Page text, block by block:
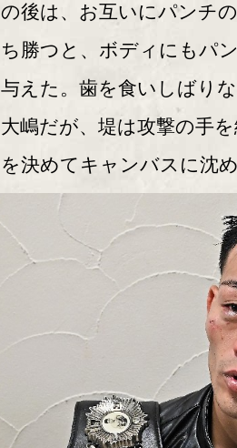
の後は、お互いにパンチ
ち勝つと、ボディにもパ
与えた。歯を食いしばり
大嶋だが、堤は攻撃の手
を決めてキャンバスに沈め